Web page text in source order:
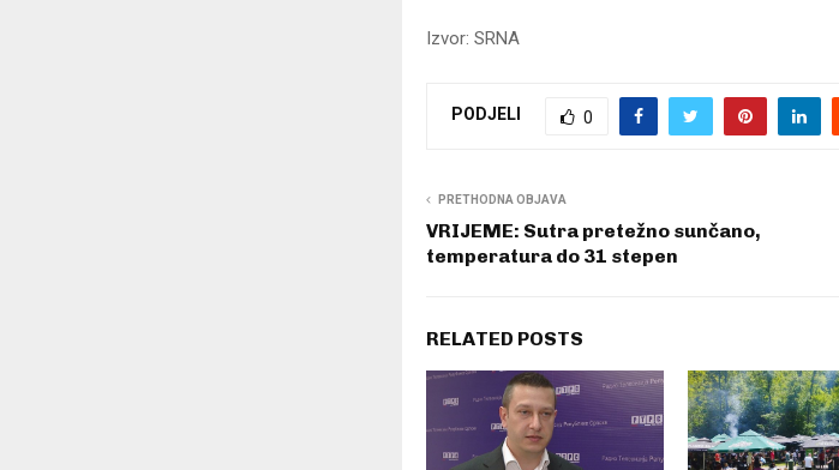
Izvor: SRNA
PODJELI 0
PRETHODNA OBJAVA
VRIJEME: Sutra pretežno sunčano,
temperatura do 31 stepen
RELATED POSTS